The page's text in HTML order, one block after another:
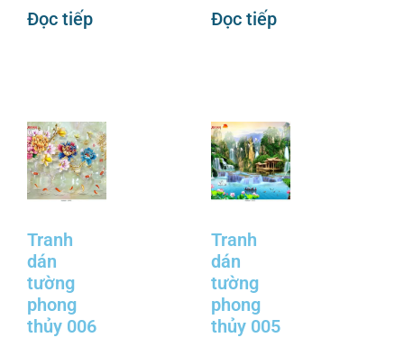
Đọc tiếp Đọc tiếp
Tranh
dán
tường
phong
thủy 006
Tranh
dán
tường
phong
thủy 005